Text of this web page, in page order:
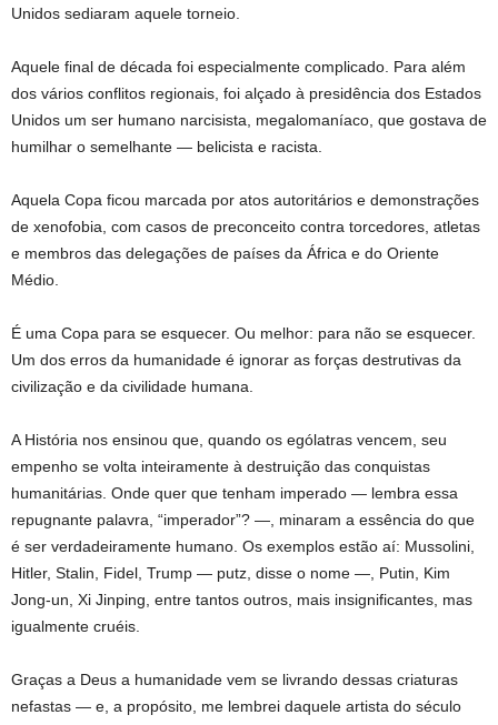
Unidos sediaram aquele torneio.
Aquele final de década foi especialmente complicado. Para além
dos vários conflitos regionais, foi alçado à presidência dos Estados
Unidos um ser humano narcisista, megalomaníaco, que gostava de
humilhar o semelhante — belicista e racista.
Aquela Copa ficou marcada por atos autoritários e demonstrações
de xenofobia, com casos de preconceito contra torcedores, atletas
e membros das delegações de países da África e do Oriente
Médio.
É uma Copa para se esquecer. Ou melhor: para não se esquecer.
Um dos erros da humanidade é ignorar as forças destrutivas da
civilização e da civilidade humana.
A História nos ensinou que, quando os ególatras vencem, seu
empenho se volta inteiramente à destruição das conquistas
humanitárias. Onde quer que tenham imperado — lembra essa
repugnante palavra, “imperador”? —, minaram a essência do que
é ser verdadeiramente humano. Os exemplos estão aí: Mussolini,
Hitler, Stalin, Fidel, Trump — putz, disse o nome —, Putin, Kim
Jong-un, Xi Jinping, entre tantos outros, mais insignificantes, mas
igualmente cruéis.
Graças a Deus a humanidade vem se livrando dessas criaturas
nefastas — e, a propósito, me lembrei daquele artista do século